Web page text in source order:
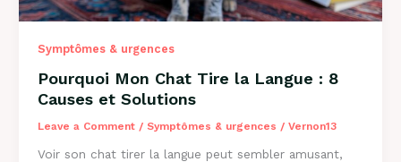
Symptômes & urgences
Pourquoi Mon Chat Tire la Langue : 8
Causes et Solutions
Leave a Comment / Symptômes & urgences / Vernon13
Voir son chat tirer la langue peut sembler amusant,